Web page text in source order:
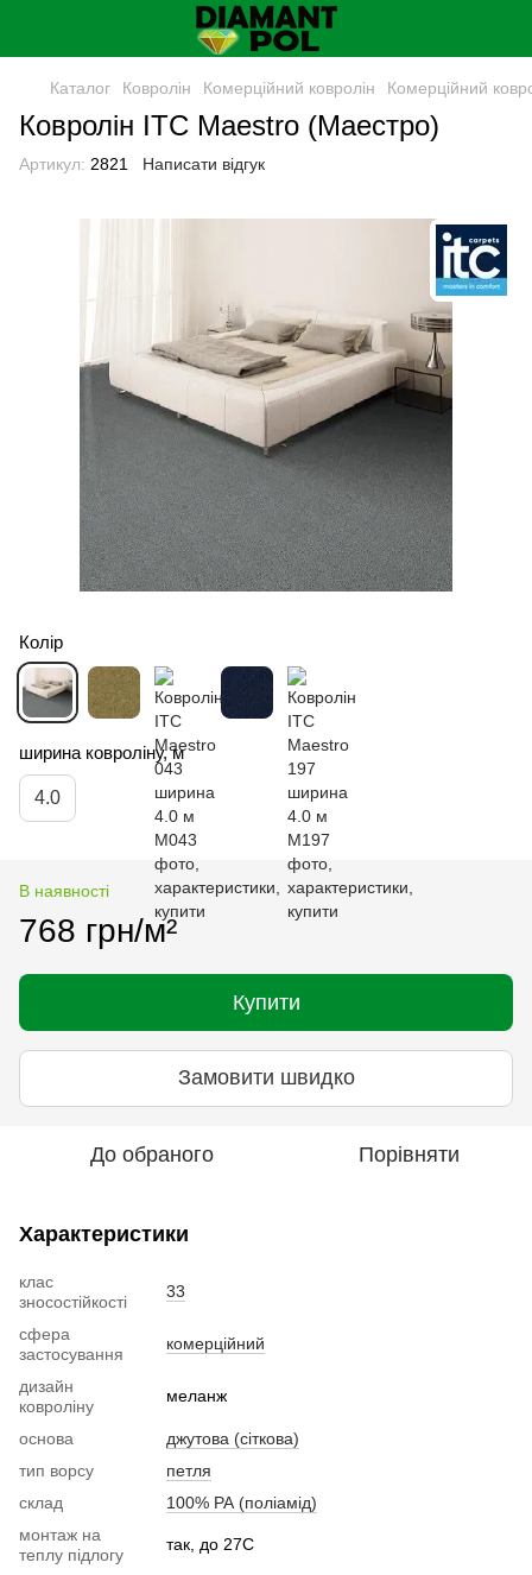
Каталог Ковролін Комерційний ковролін Комерційний
Ковролін ITC Maestro (Маестро)
Артикул: 2821 Написати відгук
Колір
ширина ковроліну, м
4.0
В наявності
768 грн/м²
Купити
Замовити швидко
До обраного Порівняти
Характеристики
клас
зносостійкості
33
сфера
застосування
комерційний
дизайн
ковроліну
меланж
основа
джутова (сіткова)
тип ворсу
петля
склад
100% РА (поліамід)
монтаж на
теплу підлогу
так, до 27С